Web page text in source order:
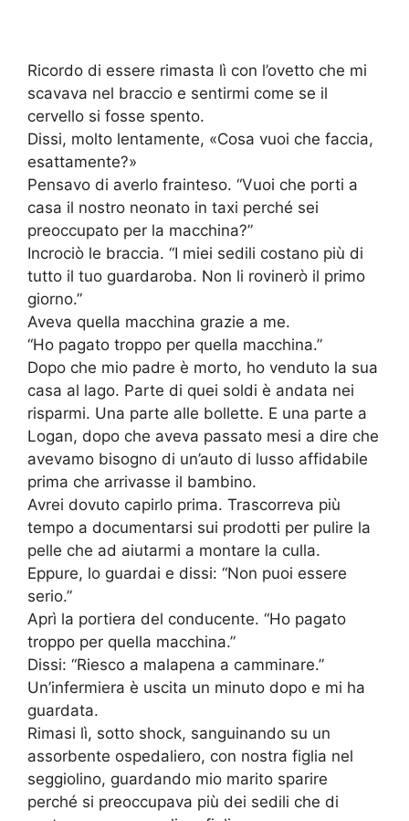
Ricordo di essere rimasta lì con l’ovetto che mi
scavava nel braccio e sentirmi come se il
cervello si fosse spento.
Dissi, molto lentamente, «Cosa vuoi che faccia,
esattamente?»
Pensavo di averlo frainteso. “Vuoi che porti a
casa il nostro neonato in taxi perché sei
preoccupato per la macchina?”
Incrociò le braccia. “I miei sedili costano più di
tutto il tuo guardaroba. Non li rovinerò il primo
giorno.”
Aveva quella macchina grazie a me.
“Ho pagato troppo per quella macchina.”
Dopo che mio padre è morto, ho venduto la sua
casa al lago. Parte di quei soldi è andata nei
risparmi. Una parte alle bollette. E una parte a
Logan, dopo che aveva passato mesi a dire che
avevamo bisogno di un’auto di lusso affidabile
prima che arrivasse il bambino.
Avrei dovuto capirlo prima. Trascorreva più
tempo a documentarsi sui prodotti per pulire la
pelle che ad aiutarmi a montare la culla.
Eppure, lo guardai e dissi: “Non puoi essere
serio.”
Aprì la portiera del conducente. “Ho pagato
troppo per quella macchina.”
Dissi: “Riesco a malapena a camminare.”
Un’infermiera è uscita un minuto dopo e mi ha
guardata.
Rimasi lì, sotto shock, sanguinando su un
assorbente ospedaliero, con nostra figlia nel
seggiolino, guardando mio marito sparire
perché si preoccupava più dei sedili che di